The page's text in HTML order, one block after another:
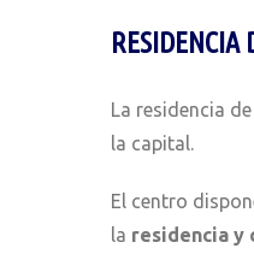
RESIDENCIA
La residencia
la capital.
El centro
la residencia y